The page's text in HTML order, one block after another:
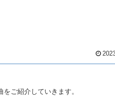
ご紹介していきます。